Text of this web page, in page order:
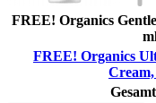
FREE! Organics
FREE! Organics